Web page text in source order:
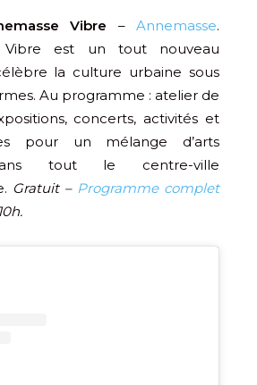
Vibre – Annemasse.
Vibre est un tout nouveau
la culture urbaine sous
Au programme : atelier de
concerts, activités et
pour un mélange d’arts
tout le centre-ville
Gratuit – Programme complet